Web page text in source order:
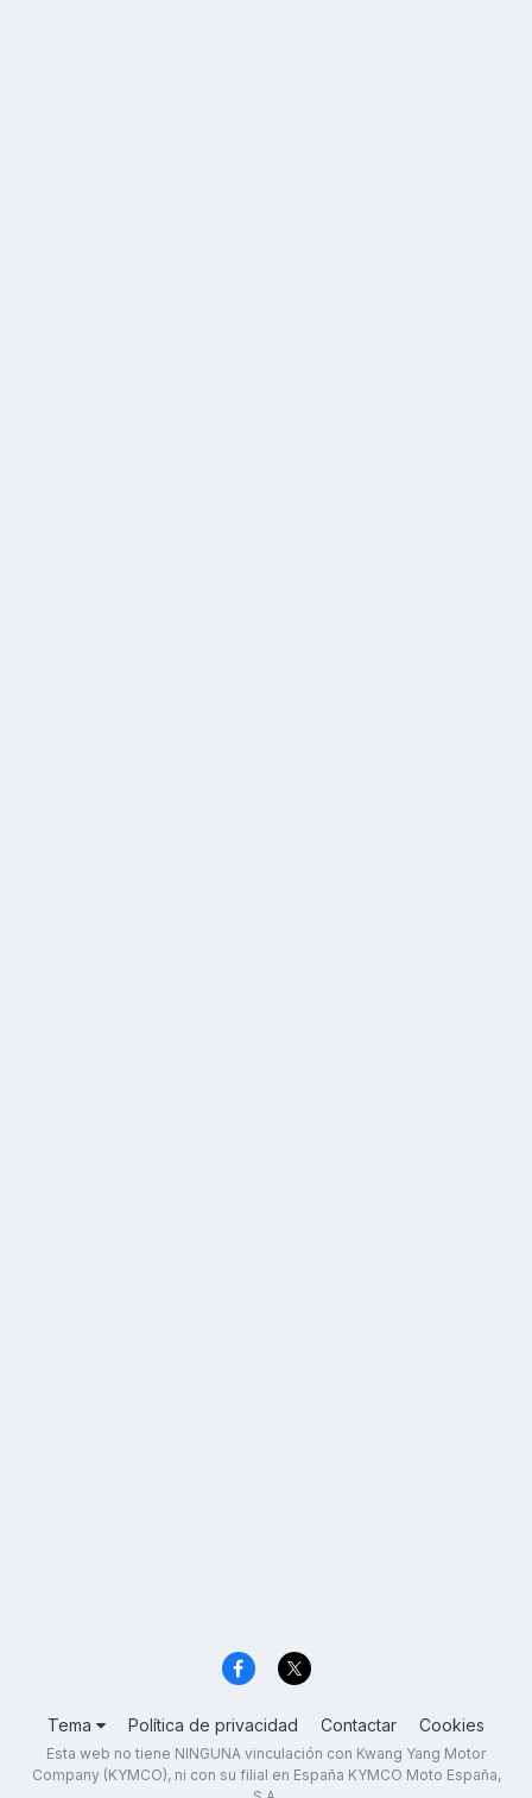
Tema Política de privacidad Contactar Cookies
Esta web no tiene NINGUNA vinculación con Kwang Yang Motor
Company (KYMCO), ni con su filial en España KYMCO Moto España,